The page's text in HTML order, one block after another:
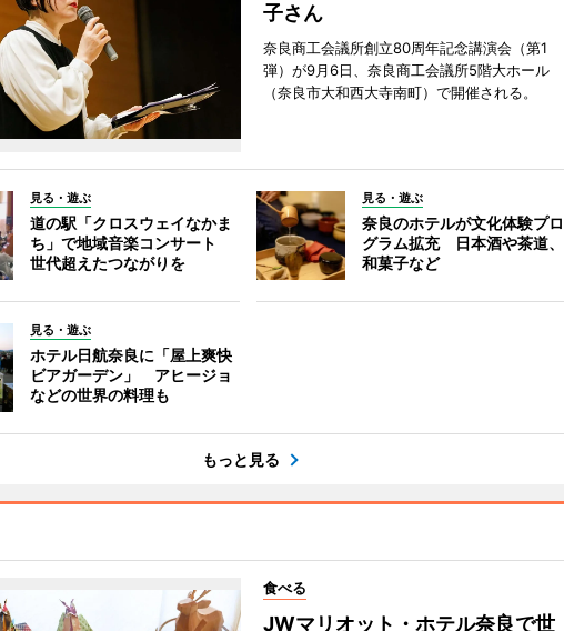
子さん
奈良商工会議所創立80周年記念講演会（第1
弾）が9月6日、奈良商工会議所5階大ホール
（奈良市大和西大寺南町）で開催される。
見る・遊ぶ
道の駅「クロスウェイなかま
ち」で地域音楽コンサート
世代超えたつながりを
見る・遊ぶ
奈良のホテルが文化体験プロ
グラム拡充 日本酒や茶道、
和菓子など
見る・遊ぶ
ホテル日航奈良に「屋上爽快
ビアガーデン」 アヒージョ
などの世界の料理も
もっと見る
食べる
JWマリオット・ホテル奈良で世